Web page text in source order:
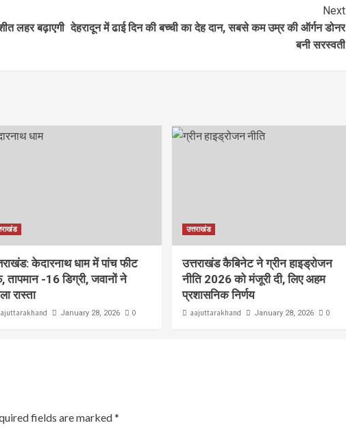
लहर बढ़ाएगी
Next
देहरादून में ढाई दिन की बच्ची का देह दान, सबसे कम उम्र की ऑर्गन डोनर
बनी सरस्वती
केदारनाथ धाम में पांच फीट
तापमान -16 डिग्री, जवानों ने
रास्ता
January 28, 2026 0
उत्तराखंड
उत्तराखंड कैबिनेट ने ग्रीन हाइड्रोजन
नीति 2026 को मंजूरी दी, लिए अहम
प्रशासनिक निर्णय
aajuttarakhand January 28, 2026 0
fields are marked*